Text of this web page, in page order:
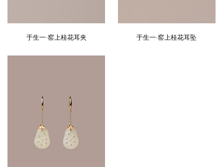
于生一·窑上桂花耳夹 于生一·窑上桂花耳坠